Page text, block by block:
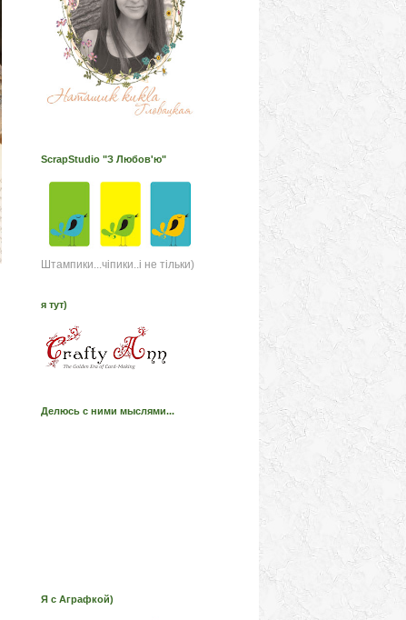
ScrapStudio "З Любов'ю"
Штампики...чіпики..і не тільки)
я тут)
Делюсь с ними мыслями...
Я с Аграфкой)